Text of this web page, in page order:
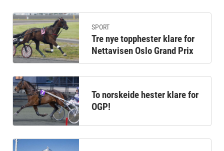
SPORT
Tre nye topphester klare for
Nettavisen Oslo Grand Prix
To norskeide hester klare for
OGP!